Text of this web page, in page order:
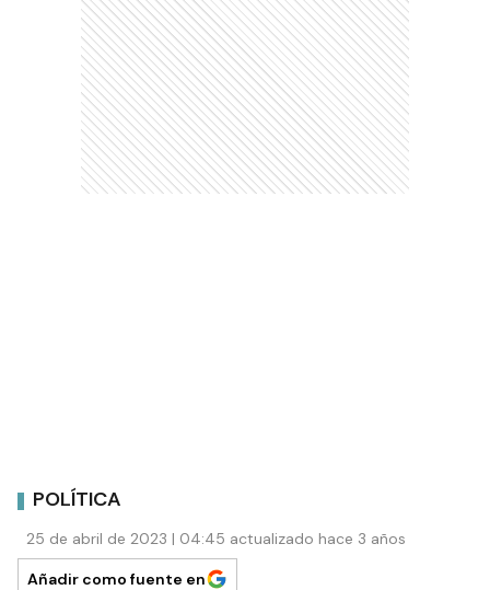
POLÍTICA
25 de abril de 2023 | 04:45 actualizado hace 3 años
Añadir como fuente en